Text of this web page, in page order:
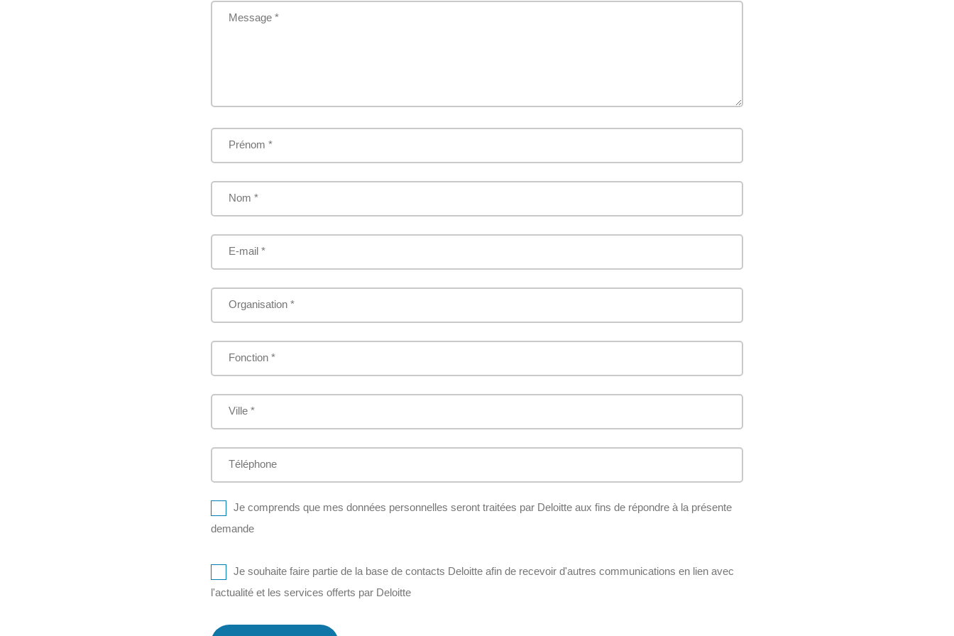
Message *
Prénom *
Nom *
E-mail *
Organisation *
Fonction *
Ville *
Téléphone
Je comprends que mes données personnelles seront traitées par Deloitte aux fins de répondre à la présente
demande
Je souhaite faire partie de la base de contacts Deloitte afin de recevoir d'autres communications en lien avec
l'actualité et les services offerts par Deloitte